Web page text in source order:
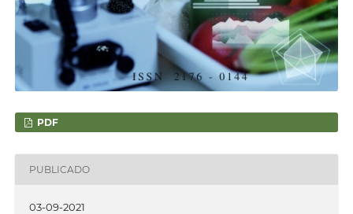
PDF
PUBLICADO
03-09-2021